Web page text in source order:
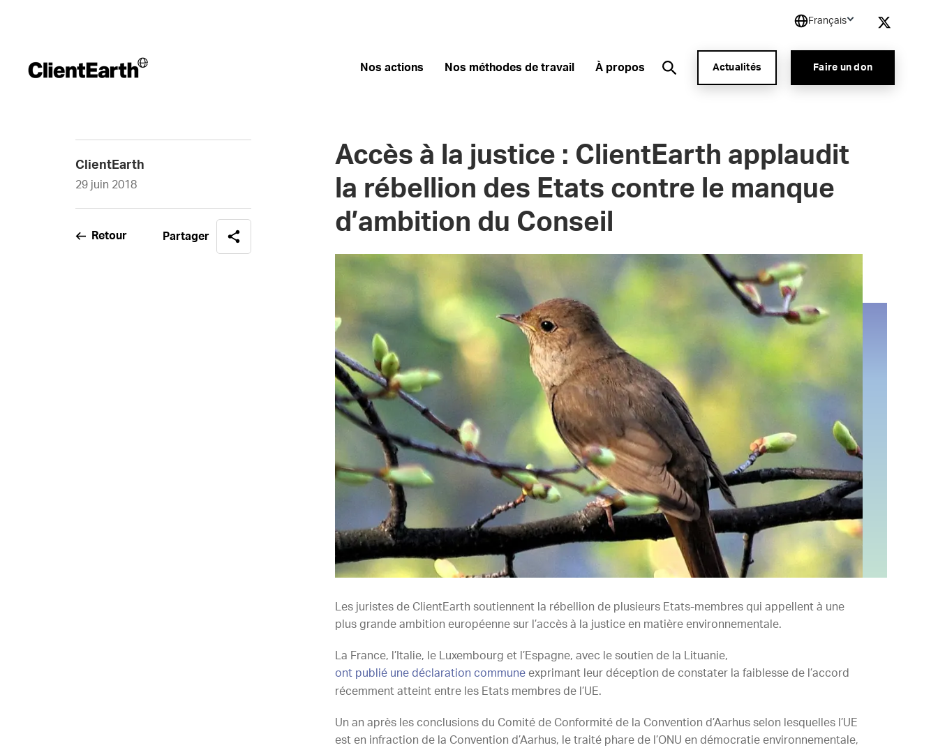
Français
Nos actions Nos méthodes de travail À propos Actualités Faire un don
ClientEarth
29 juin 2018
Retour Partager
Accès à la justice : ClientEarth applaudit
la rébellion des Etats contre le manque
d’ambition du Conseil
Les juristes de ClientEarth soutiennent la rébellion de plusieurs Etats-membres qui appellent à une
plus grande ambition européenne sur l’accès à la justice en matière environnementale.
La France, l’Italie, le Luxembourg et l’Espagne, avec le soutien de la Lituanie,
ont publié une déclaration commune exprimant leur déception de constater la faiblesse de l’accord
récemment atteint entre les Etats membres de l’UE.
Un an après les conclusions du Comité de Conformité de la Convention d’Aarhus selon lesquelles l’UE
est en infraction de la Convention d’Aarhus, le traité phare de l’ONU en démocratie environnementale,